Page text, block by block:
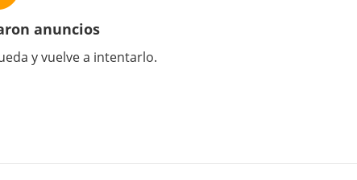
anuncios
y vuelve a intentarlo.